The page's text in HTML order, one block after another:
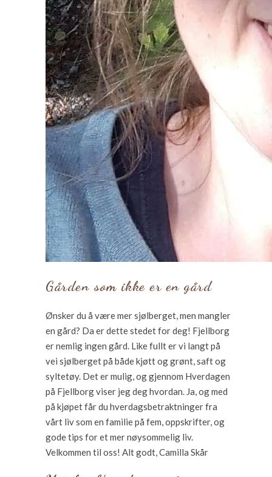
Gården som ikke er en gård
Ønsker du å være mer sjølberget, men mangler
en gård? Da er dette stedet for deg! Fjellborg
er nemlig ingen gård. Like fullt er vi langt på
vei sjølberget på både kjøtt og grønt, saft og
syltetøy. Det er mulig, og gjennom Hverdagen
på Fjellborg viser jeg deg hvordan. Ja, og med
på kjøpet får du hverdagsbetraktninger fra
vårt liv som en familie på fem, oppskrifter, og
gode tips for et mer nøysommelig liv.
Velkommen til oss! Alt godt, Camilla Skår